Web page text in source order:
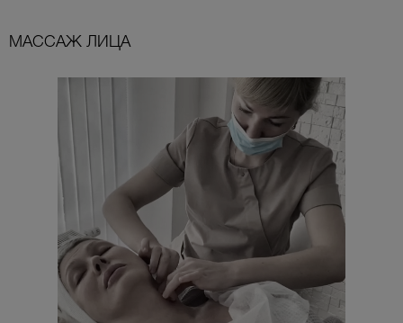
МАССАЖ ЛИЦА